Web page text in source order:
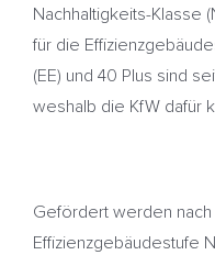
Nachhaltigkeits-Klasse
für die
(EE) und 40 Plus sind
weshalb die KfW dafür
Gefördert werden
Effizienzgebäudestufe